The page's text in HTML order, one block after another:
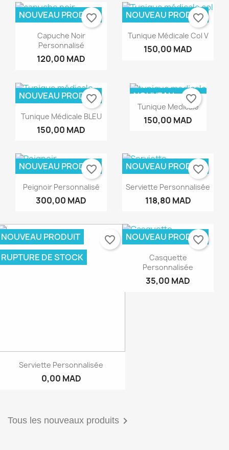
Capuche Noir
Personnalisé
120,00 MAD
NOUVEAU PRODUIT
favorite_border
Tunique Médicale Col V
150,00 MAD
NOUVEAU PRODUIT
favorite_border
Tunique Médicale BLEU
150,00 MAD
NOUVEAU PRODUIT
favorite_border
Tunique Medicale
150,00 MAD
NOUVEAU
PRODUIT
favorite_border
Peignoir Personnalisé
300,00 MAD
NOUVEAU PRODUIT
favorite_border
Serviette Personnalisée
118,80 MAD
NOUVEAU PRODUIT
favorite_border
Serviette Personnalisée
0,00 MAD
NOUVEAU PRODUIT
RUPTURE DE STOCK
favorite_border
Casquette
Personnalisée
35,00 MAD
NOUVEAU PRODUIT
favorite_border
Tous les nouveaux produits 